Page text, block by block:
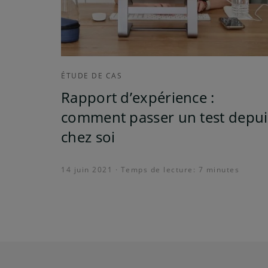
ÉTUDE DE CAS
Rapport d’expérience :
comment passer un test
chez soi
14 juin 2021 · Temps de lecture: 7 minutes